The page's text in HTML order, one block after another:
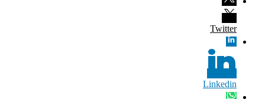
Twitter
Linkedin